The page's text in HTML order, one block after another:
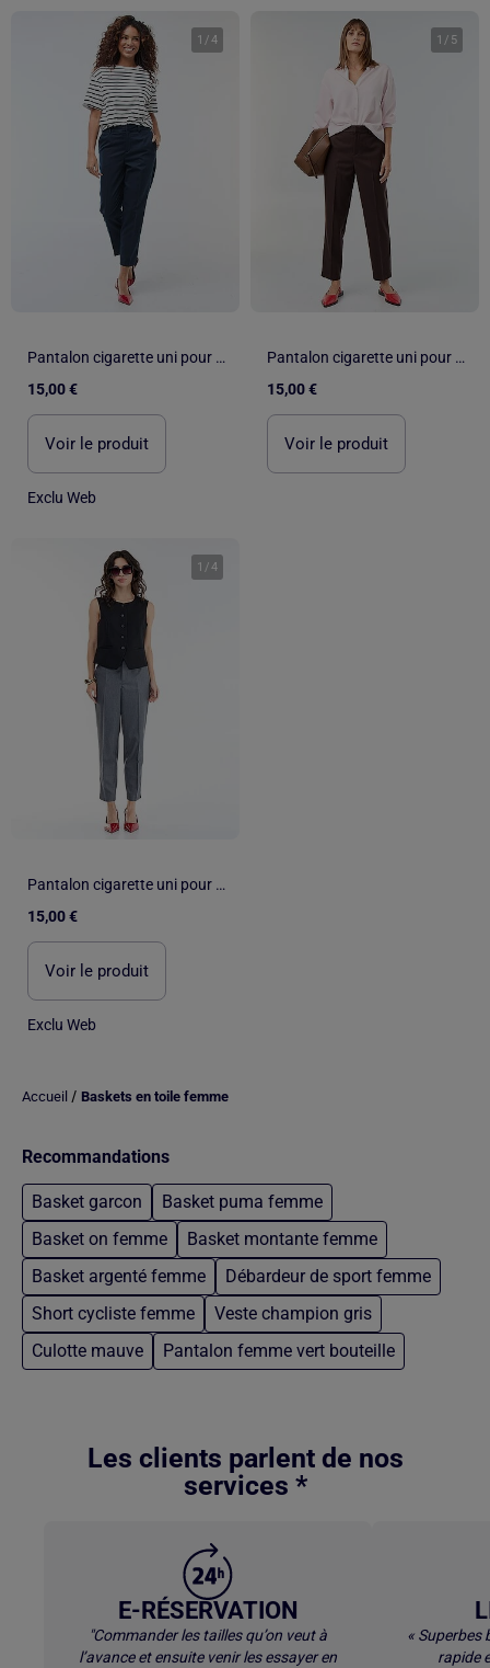
1 /4
Pantalon cigarette uni pour femme
15,00 €
Voir le produit
Exclu Web
1 / 5
Pantalon cigarette uni pour femme
15,00 €
Voir le produit
1 /4
Pantalon cigarette uni pour femme
15,00 €
Voir le produit
Exclu Web
Accueil / Baskets en toile femme
Recommandations
Basket garcon
Basket puma femme
Basket on femme
Basket montante femme
Basket argenté femme
Débardeur de sport femme
Short cycliste femme
Veste champion gris
Culotte mauve
Pantalon femme vert bouteille
Les clients parlent de nos
services *
E-RÉSERVATION
"Commander les tailles qu’on veut à
l’avance et ensuite venir les essayer en
« Superbes
rapide